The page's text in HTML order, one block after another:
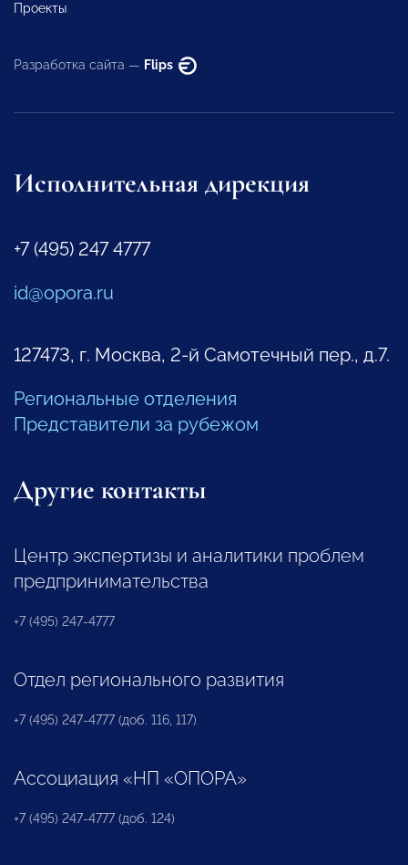
Проекты
Разработка сайта — Flips
Исполнительная дирекция
+7 (495) 247 4777
id@opora.ru
127473, г. Москва, 2-й Самотечный пер., д.7.
Региональные отделения
Представители за рубежом
Другие контакты
Центр экспертизы и аналитики проблем
предпринимательства
+7 (495) 247-4777
Отдел регионального развития
+7 (495) 247-4777 (доб. 116, 117)
Ассоциация «НП «ОПОРА»
+7 (495) 247-4777 (доб. 124)